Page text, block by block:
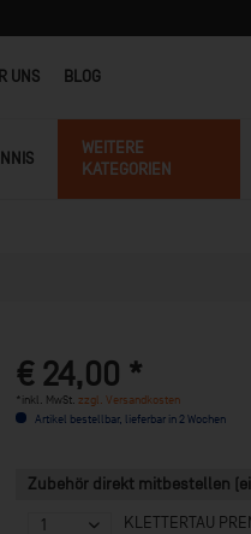
UNS BLOG
WEITERE
KATEGORIEN
€ 24,00 *
*inkl. MwSt.zzgl. Versandkosten
Artikel bestellbar, lieferbar in 2 Wochen
Zubehör direkt mitbestellen
KLETTERTAU